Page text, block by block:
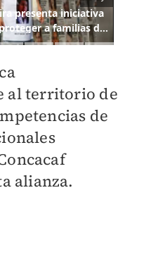
al territorio de
de
alianza.